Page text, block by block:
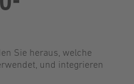
Sie heraus, welche
und integrieren